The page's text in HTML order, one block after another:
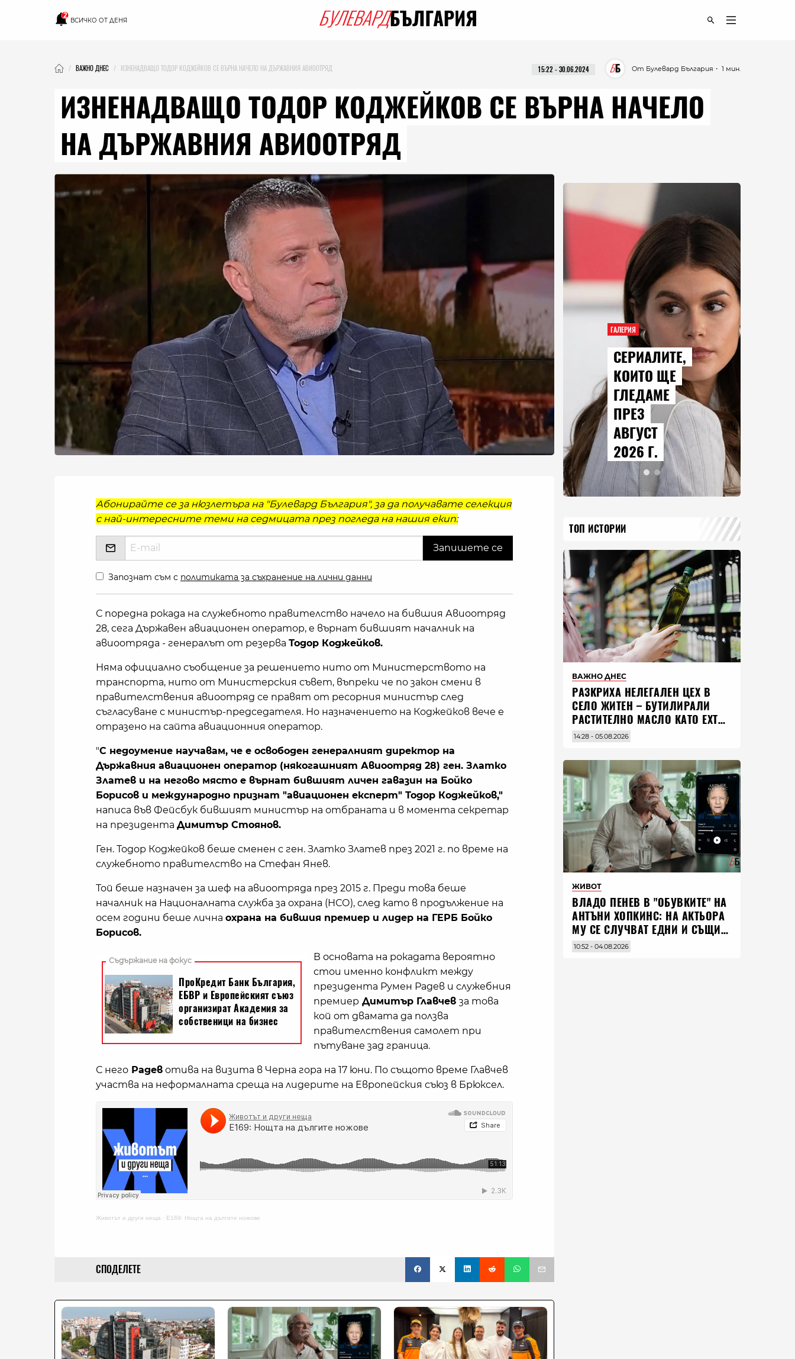
2
ВСИЧКО ОТ ДЕНЯ
ВАЖНО ДНЕС ИЗНЕНАДВАЩО ТОДОР КОДЖЕЙКОВ СЕ ВЪРНА НАЧЕЛО НА ДЪРЖАВНИЯ АВИООТРЯД ・ 1 мин.
От Булевард България
15:22 - 30.06.2024
ИЗНЕНАДВАЩО ТОДОР КОДЖЕЙКОВ СЕ ВЪРНА НАЧЕЛО
НА ДЪРЖАВНИЯ АВИООТРЯД
Абонирайте се за нюзлетъра на "Булевард България", за да получавате селекция
с най-интересните теми на седмицата през погледа на нашия екип:
Запознат съм с политиката за съхранение на лични данни
С поредна рокада на служебното правителство начело на бившия Авиоотряд
28, сега Държавен авиационен оператор, е върнат бившият началник на
авиоотряда - генералът от резерва Тодор Коджейков.
Няма официално съобщение за решението нито от Министерството на
транспорта, нито от Министерския съвет, въпреки че по закон смени в
правителствения авиоотряд се правят от ресорния министър след
съгласуване с министър-председателя. Но назначението на Коджейков вече е
отразено на сайта авиационния оператор.
"С недоумение научавам, че е освободен генералният директор на
Държавния авиационен оператор (някогашният Авиоотряд 28) ген. Златко
Златев и на негово място е върнат бившият личен гавазин на Бойко
Борисов и международно признат "авиационен експерт" Тодор Коджейков,"
написа във Фейсбук бившият министър на отбраната и в момента секретар
на президента Димитър Стоянов.
Ген. Тодор Коджейков беше сменен с ген. Златко Златев през 2021 г. по време на
служебното правителство на Стефан Янев.
Той беше назначен за шеф на авиоотряда през 2015 г. Преди това беше
началник на Националната служба за охрана (НСО), след като в продължение на
осем години беше лична охрана на бившия премиер и лидер на ГЕРБ Бойко
Борисов.
В основата на рокадата вероятно
стои именно конфликт между
президента Румен Радев и служебния
премиер Димитър Главчев за това
кой от двамата да ползва
правителствения самолет при
пътуване зад граница.
С него Радев отива на визита в Черна гора на 17 юни. По същото време Главчев
участва на неформалната среща на лидерите на Европейския съюз в Брюксел.
Животът и други неща · E169: Нощта на дългите ножове
СПОДЕЛЕТЕ
ГАЛЕРИЯ
СЕРИАЛИТЕ,
КОИТО ЩЕ
ГЛЕДАМЕ
ПРЕЗ
АВГУСТ
2026 Г.
ТОП ИСТОРИИ
ВАЖНО ДНЕС
РАЗКРИХА НЕЛЕГАЛЕН ЦЕХ В
СЕЛО ЖИТЕН – БУТИЛИРАЛИ
РАСТИТЕЛНО МАСЛО КАТО EXTRA
VIRGIN ЗЕХТИН
14:28 - 05.08.2026
ЖИВОТ
ВЛАДO ПЕНЕВ В "ОБУВКИТЕ" НА
АНТЪНИ ХОПКИНС: НА АКТЬОРА
МУ СЕ СЛУЧВАТ ЕДНИ И СЪЩИ
НЕЩА ПО ЦЕЛИЯ СВЯТ
10:52 - 04.08.2026